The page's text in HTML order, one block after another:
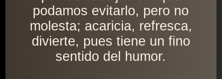
podamos evitarlo, pero no
molesta; acaricia, refresca,
divierte, pues tiene un fino
sentido del humor.